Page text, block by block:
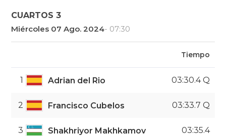
CUARTOS 3
Miércoles 07 Ago. 2024- 07:30
Tiempo
1 Adrian del Rio 03:30.4 Q
2 Francisco Cubelos 03:33.7 Q
3 Shakhriyor Makhkamov 03:35.4